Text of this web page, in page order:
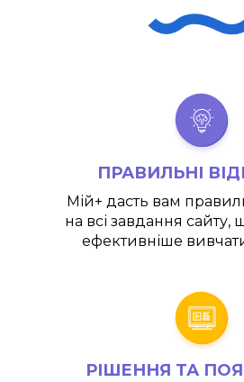
ПРАВИЛЬНІ
Мій+ дасть вам
на всі завдання сайту,
ефективніше
РІШЕННЯ ТА